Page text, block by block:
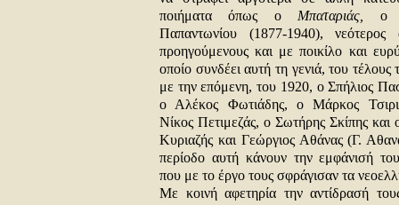
ποιήματα όπως οΜπαταριάς, ο
Παπαντωνίου (1877-1940), νεότερος
προηγούμενους και με ποικίλο και
οποίο συνδέει αυτή τη γενιά, του τέλους
με την επόμενη, του 1920, ο Σπήλιος
ο Αλέκος Φωτιάδης, ο Μάρκος
Νίκος Πετιμεζάς, ο Σωτήρης Σκίπης και
Κυριαζής και Γεώργιος Αθάνας (Γ.
περίοδο αυτή κάνουν την εμφάνισή
που με το έργο τους σφράγισαν τα
Με κοινή αφετηρία την αντίδρασή